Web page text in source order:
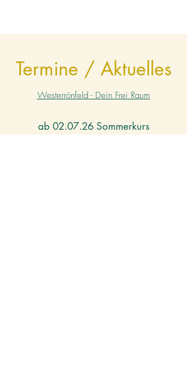
Termine / Aktuelles
Westerrönfeld - Dein Frei Raum
ab 02.07.26 Sommerkurs